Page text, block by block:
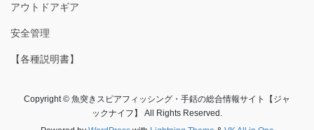
アウトドアギア
安全管理
【各種説明書】
Copyright © 魚突きスピアフィッシング・手銛の総合情報サイト【ジャ
ックナイフ】 All Rights Reserved.